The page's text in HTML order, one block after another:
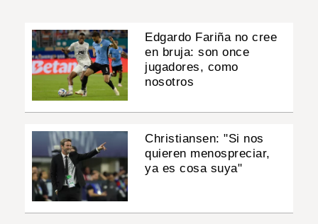
Edgardo Fariña no cree
en bruja: son once
jugadores, como
nosotros
Christiansen: "Si nos
quieren menospreciar,
ya es cosa suya"